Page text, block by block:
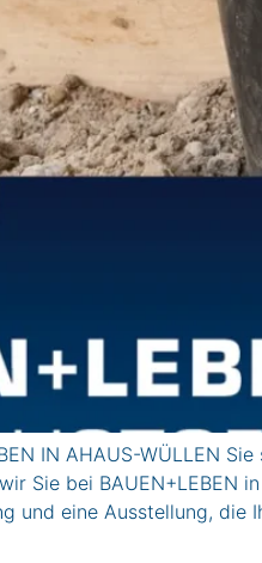
IN AHAUS-WÜLLEN
Sie bei
und eine Ausstellung, die